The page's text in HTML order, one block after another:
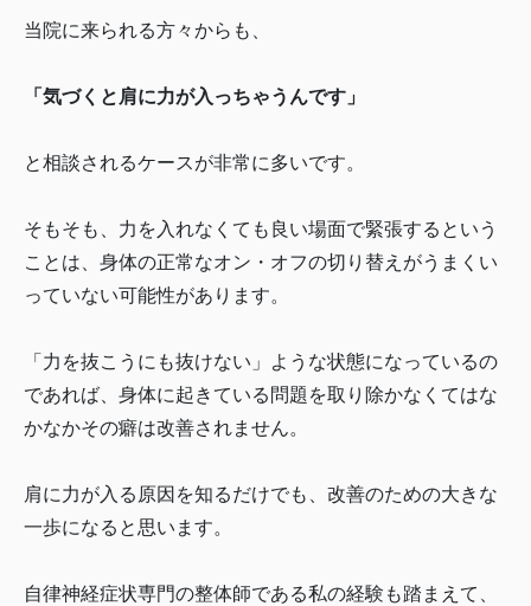
当院に来られる方々からも、
「気づくと肩に力が入っちゃうんです」
と相談されるケースが非常に多いです。
そもそも、力を入れなくても良い場面で緊張するという
ことは、身体の正常なオン・オフの切り替えがうまくい
っていない可能性があります。
「力を抜こうにも抜けない」ような状態になっているの
であれば、身体に起きている問題を取り除かなくてはな
かなかその癖は改善されません。
肩に力が入る原因を知るだけでも、改善のための大きな
一歩になると思います。
自律神経症状専門の整体師である私の経験も踏まえて、